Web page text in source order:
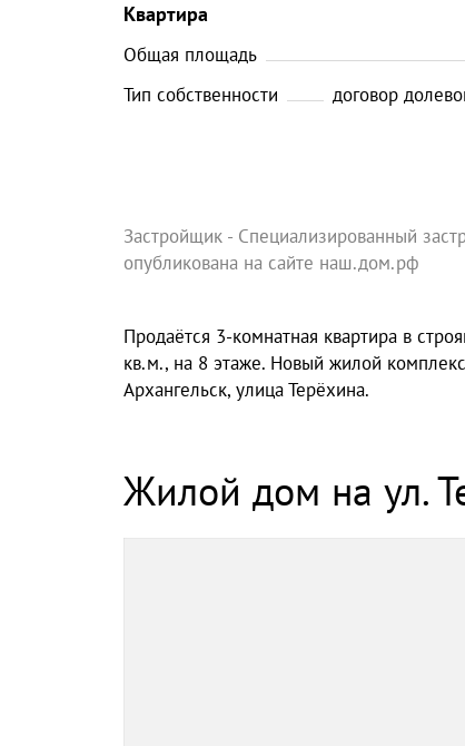
Квартира
Общая площадь
Тип собственности договор
Застройщик - Специализированный
опубликована на сайте наш.дом.рф
Продаётся 3-комнатная квартира в
кв.м., на 8 этаже. Новый жилой
Архангельск, улица Терёхина.
Жилой дом на ул.